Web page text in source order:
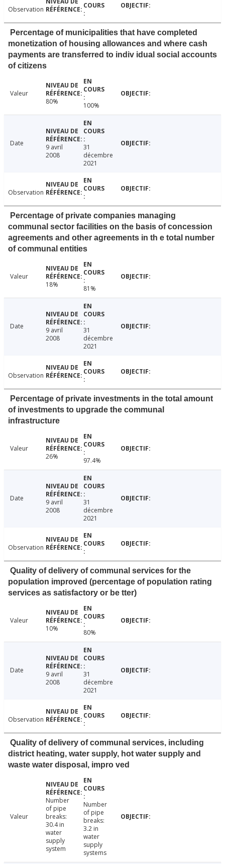
Observation
Percentage of municipalities that have completed
monetization of housing allowances and where cash
payments are transferred to indiv idual social accounts
of citizens
Valeur
80%
100%
Date
9 avril
2008
31
décembre
2021
Observation
Percentage of private companies managing
communal sector facilities on the basis of concession
agreements and other agreements in th e total number
of communal entities
Valeur
18%
81%
Date
9 avril
2008
31
décembre
2021
Observation
Percentage of private investments in the total amount
of investments to upgrade the communal
infrastructure
Valeur
26%
97.4%
Date
9 avril
2008
31
décembre
2021
Observation
Quality of delivery of communal services for the
population improved (percentage of population rating
services as satisfactory or be tter)
Valeur
10%
80%
Date
9 avril
2008
31
décembre
2021
Observation
Quality of delivery of communal services, including
district heating, water supply, hot water supply and
waste water disposal, impro ved
Valeur
Number
of pipe
breaks:
30.4 in
water
supply
system
Number
of pipe
breaks:
3.2 in
water
supply
systems